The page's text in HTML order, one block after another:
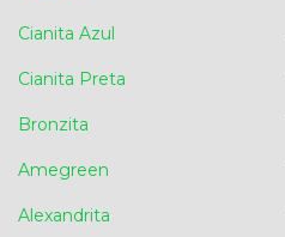
Cianita Azul
Cianita Preta
Bronzita
Amegreen
Alexandrita